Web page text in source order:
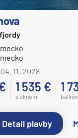
Sverdrup
With
11. 2028
1 535 €
s oknom
1
Detail plavby